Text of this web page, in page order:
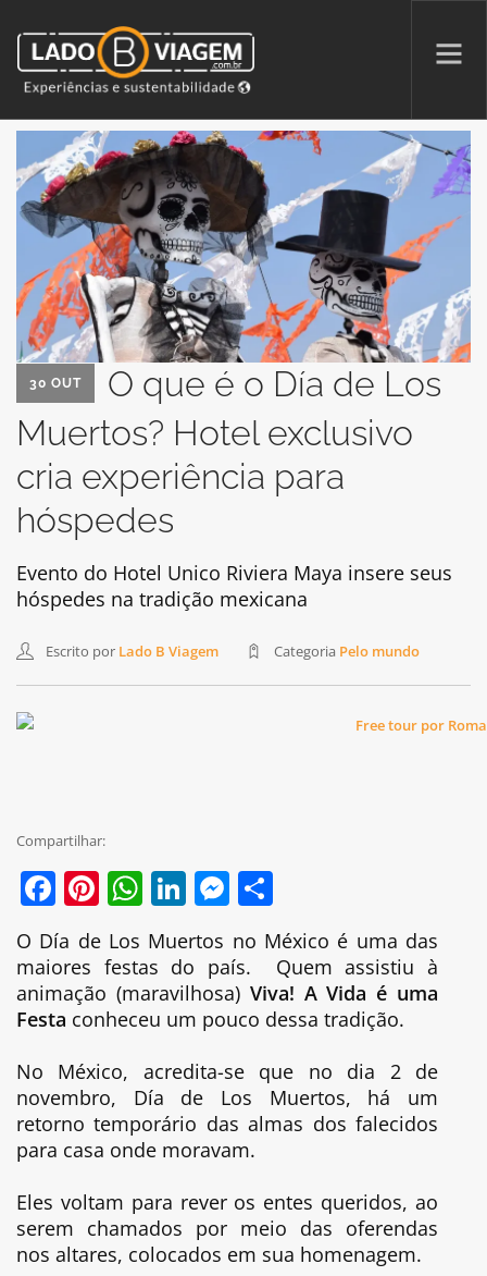
PROMOÇÕES
QUEM SOMOS
PARCERIAS
NA MÍDIA
PATAS AO ALTO
SEARCH SITE
30 OUT
O que é o Día de Los
Muertos? Hotel exclusivo
cria experiência para
hóspedes
Evento do Hotel Unico Riviera Maya insere seus
hóspedes na tradição mexicana
Escrito por Lado B Viagem Categoria Pelo mundo
Compartilhar:
Facebook
Pinterest
WhatsApp
LinkedIn
Messenger
O Día de Los Muertos no México é uma das
maiores festas do país. Quem assistiu à
animação (maravilhosa) Viva! A Vida é uma
Festa conheceu um pouco dessa tradição.
No México, acredita-se que no dia 2 de
novembro, Día de Los Muertos, há um
retorno temporário das almas dos falecidos
para casa onde moravam.
Eles voltam para rever os entes queridos, ao
serem chamados por meio das oferendas
nos altares, colocados em sua homenagem.